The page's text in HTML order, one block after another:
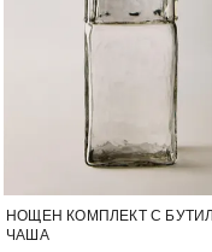
НОЩЕН КОМПЛЕКТ С
ЧАША